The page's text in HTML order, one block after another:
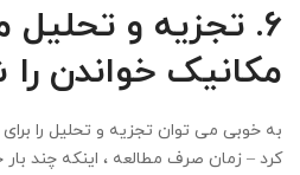
۶. تجزیه و تحلیل
مکانیک خواندن
به خوبی می توان تجزیه و تحلیل را
کرد – زمان صرف مطالعه ، اینکه چند